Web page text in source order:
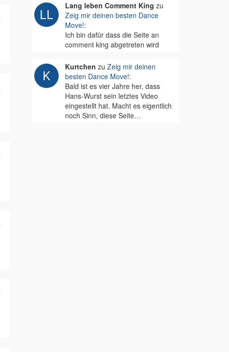
Lang leben Comment King zu
Zeig mir deinen besten Dance
Move!:
Ich bin dafür dass die Seite an
comment king abgetreten wird
Kurtchen zu Zeig mir deinen
besten Dance Move!:
Bald ist es vier Jahre her, dass
Hans-Wurst sein letztes Video
eingestellt hat. Macht es eigentlich
noch Sinn, diese Seite…